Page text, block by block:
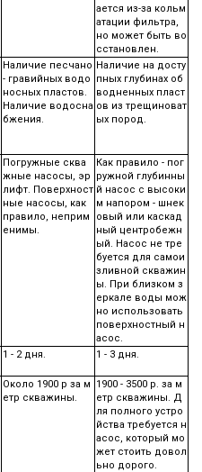
ается из-за кольм
атации фильтра,
но может быть во
сстановлен.
Наличие песчано
- гравийных водо
носных пластов.
Наличие водосна
бжения.
Наличие на досту
пных глубинах об
водненных пласт
ов из трещиноват
ых пород.
Погружные сква
жные насосы, эр
лифт. Поверхност
ные насосы, как
правило, неприм
енимы.
Как правило - пог
ружной глубинны
й насос с высоки
м напором - шнек
овый или каскад
ный центробежн
ый. Насос не тре
буется для самои
зливной скважин
ы. При близком з
еркале воды мож
но использовать
поверхностный н
асос.
1 - 2 дня. 1 - 3 дня.
Около 1900 р за м
етр скважины.
1900 - 3500 р. за м
етр скважины. Д
ля полного устро
йства требуется н
асос, который мо
жет стоить довол
ьно дорого.